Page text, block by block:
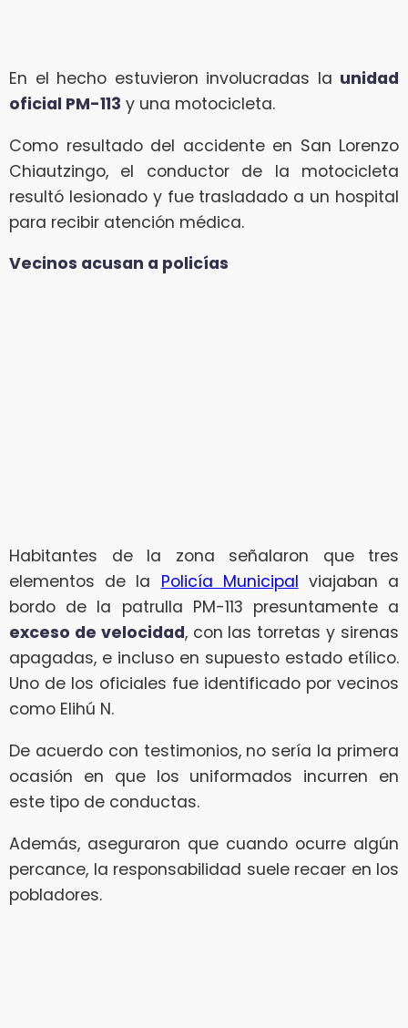
En el hecho estuvieron involucradas la unidad
oficial PM-113 y una motocicleta.
Como resultado del accidente en San Lorenzo
Chiautzingo, el conductor de la motocicleta
resultó lesionado y fue trasladado a un hospital
para recibir atención médica.
Vecinos acusan a policías
Habitantes de la zona señalaron que tres
elementos de la Policía Municipal viajaban a
bordo de la patrulla PM-113 presuntamente a
exceso de velocidad, con las torretas y sirenas
apagadas, e incluso en supuesto estado etílico.
Uno de los oficiales fue identificado por vecinos
como Elihú N.
De acuerdo con testimonios, no sería la primera
ocasión en que los uniformados incurren en
este tipo de conductas.
Además, aseguraron que cuando ocurre algún
percance, la responsabilidad suele recaer en los
pobladores.